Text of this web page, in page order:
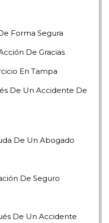
Forma Segura
De Gracias
En Tampa
De Un Accidente De
De Un Abogado
De Seguro
De Un Accidente